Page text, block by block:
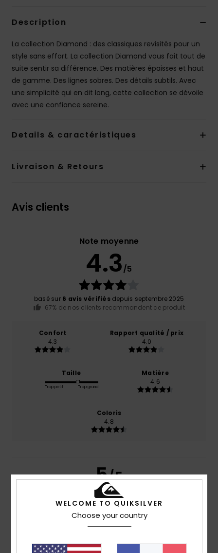
Description
La collection Diamond : des classiques revisités pour un
style sans effort. La collection Diamond vous fait tout de
suite sentir sa différence. Des matières épaisses et haut
de gamme. Des lignes sobres. Des détails subtils. Avec
une simplicité qui en dit long, cette collection se dévoile
avec une confiance sereine.
Details & caractéristiques
Livraison & Retours
Avis clients
Note moyenne
4.3/5
basé sur 6 avis vérifiésdepuis septembre 2025
67% de nos clients recommandent ce produit
Confort
4.3
Rapport qualité / prix
4.0
Taille
Trop petit Trop grand
Matière
4.6
Coloris
4.8
5/5
La matière et la qualité
parfaiteMatière: 5/5 Coloris
WELCOME TO QUIKSILVER
Choose your country